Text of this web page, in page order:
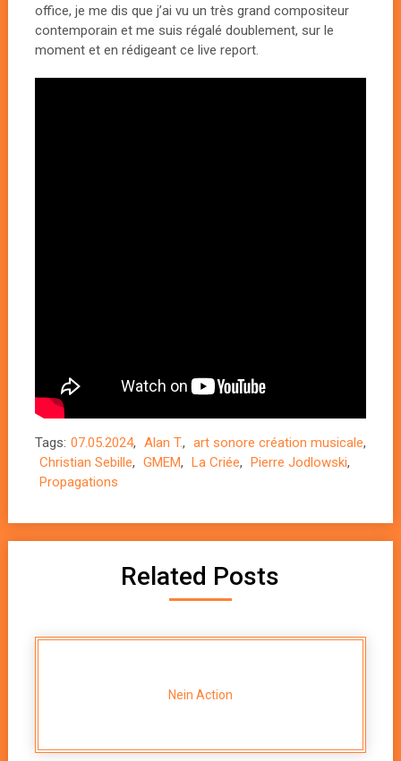
office, je me dis que j’ai vu un très grand compositeur
contemporain et me suis régalé doublement, sur le
moment et en rédigeant ce live report.
Tags: 07.05.2024, Alan T., art sonore création musicale,
Christian Sebille, GMEM, La Criée, Pierre Jodlowski,
Propagations
Related Posts
Nein Action